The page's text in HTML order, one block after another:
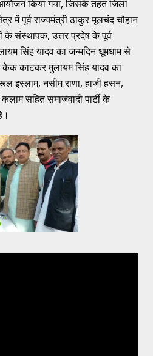
किया गया, जिसके तहत जिला
में पूर्व राज्यमंत्री ठाकुर मूलचंद चौहान
के संस्थापक, उत्तर प्रदेष के पूर्व
सिंह यादव का जन्मदिन धूमधाम से
केक काटकर मुलायम सिंह यादव का
इस्लाम, नसीम राणा, हाजी हसन,
सहित समाजवादी पार्टी के